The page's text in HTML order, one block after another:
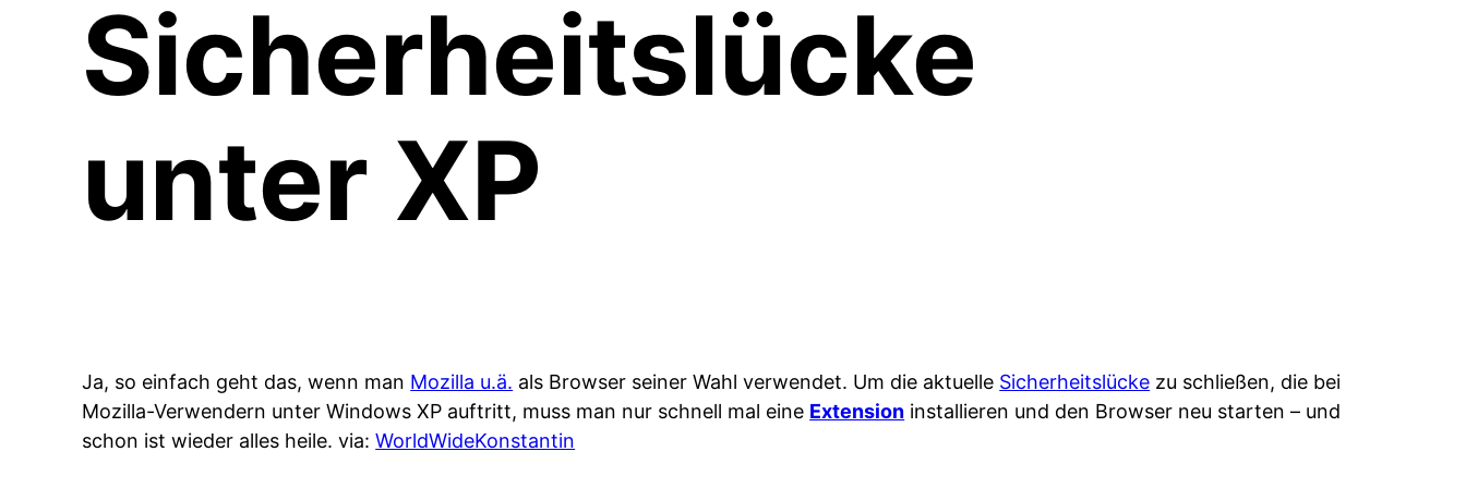
Sicherheitslücke
unter XP
Ja, so einfach geht das, wenn man Mozilla u.ä. als Browser seiner Wahl verwendet. Um die aktuelle Sicherheitslücke zu schließen, die bei
Mozilla-Verwendern unter Windows XP auftritt, muss man nur schnell mal eine Extension installieren und den Browser neu starten – und
schon ist wieder alles heile. via:WorldWideKonstantin